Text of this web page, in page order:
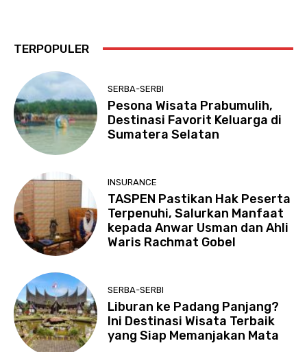
TERPOPULER
SERBA-SERBI
Pesona Wisata Prabumulih,
Destinasi Favorit Keluarga di
Sumatera Selatan
INSURANCE
TASPEN Pastikan Hak Peserta
Terpenuhi, Salurkan Manfaat
kepada Anwar Usman dan Ahli
Waris Rachmat Gobel
SERBA-SERBI
Liburan ke Padang Panjang?
Ini Destinasi Wisata Terbaik
yang Siap Memanjakan Mata